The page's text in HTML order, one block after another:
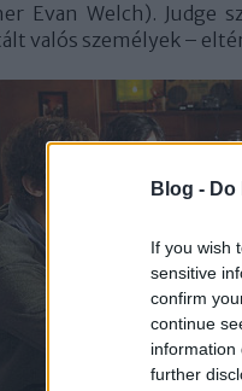
Blog -
If you wish
sensitive
confirm
continue
information
further
Evan Welch). Judge
valós személyek –